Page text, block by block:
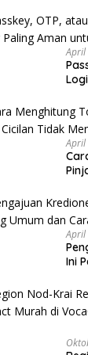
April
April
April
Ini